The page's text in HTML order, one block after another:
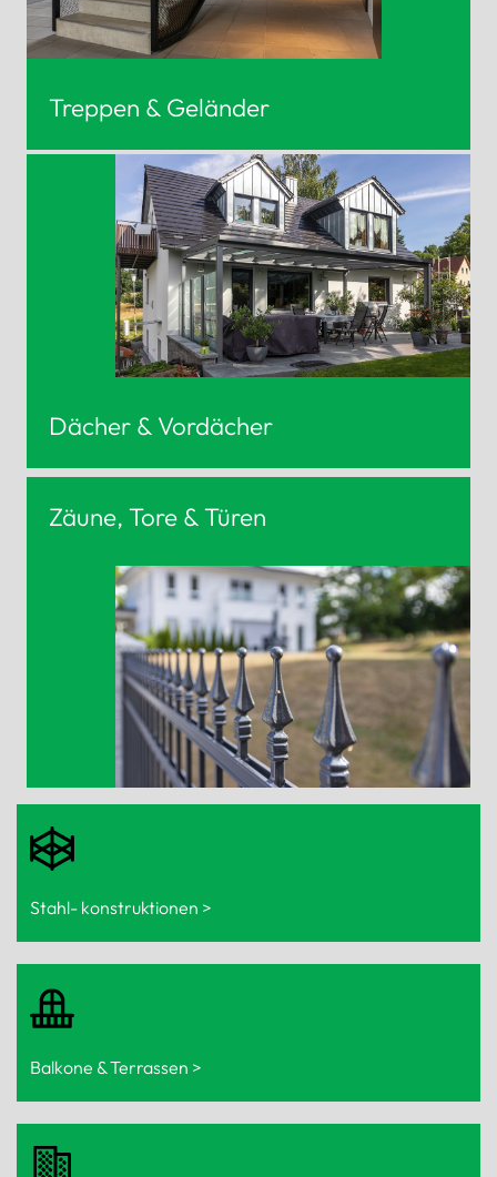
Treppen & Geländer
Dächer & Vordächer
Zäune, Tore & Türen
Stahl- konstruktionen >
Balkone & Terrassen >